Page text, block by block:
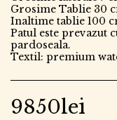
Grosime Tablie 30
Inaltime tablie 100
Patul este prevazut
pardoseala.
Textil: premium
9850lei